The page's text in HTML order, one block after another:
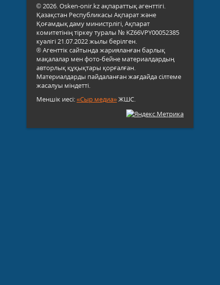
© 2026. Osken-onir.kz ақпараттық агенттігі.
Қазақстан Республикасы Ақпарат және
Қоғамдық даму министрлігі, Ақпарат
комитетінің тіркеу туралы № KZ66VPY00052385
куәлігі 21.07.2022 жылы берілген.
® Агенттік сайтында жарияланған барлық
мақалалар мен фото-бейне материалдардың
авторлық құқықтары қорғалған.
Материалдарды пайдаланған жағдайда сілтеме
жасалуы міндетті.
Меншік иесі:«Сыр медиа»ЖШС.